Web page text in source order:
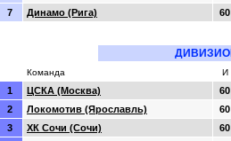
7
Динамо (Рига) 60
Команда И
1 ЦСКА (Москва)
60
2
Локомотив (Ярославль)
60
3
ХК Сочи (Сочи)
60